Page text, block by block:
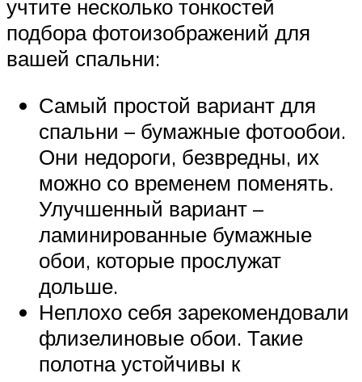
учтите несколько тонкостей
подбора фотоизображений для
вашей спальни:
Самый простой вариант для
спальни – бумажные фотообои.
Они недороги, безвредны, их
можно со временем поменять.
Улучшенный вариант –
ламинированные бумажные
обои, которые прослужат
дольше.
Неплохо себя зарекомендовали
флизелиновые обои. Такие
полотна устойчивы к